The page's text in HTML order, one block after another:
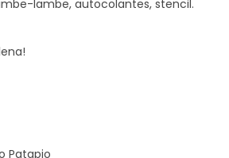
lambe, autocolantes, stencil.
sugestões de visita;
Patapio